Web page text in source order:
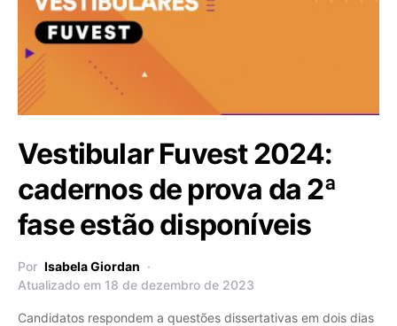
Vestibular Fuvest 2024:
cadernos de prova da 2ª
fase estão disponíveis
Por Isabela Giordan
Atualizado em 18 de dezembro de 2023
Candidatos respondem a questões dissertativas em dois dias